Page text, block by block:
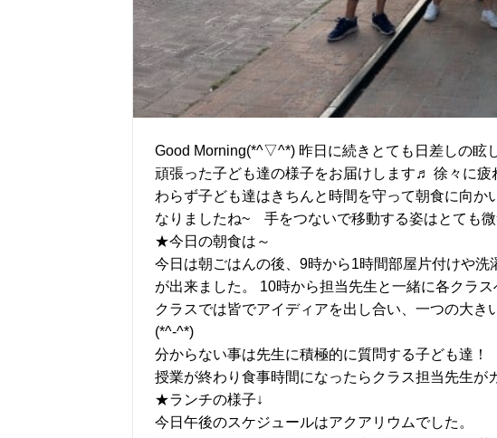
Good Morning(*^▽^*) 昨日に続きとても日差しの眩
頑張った子ども達の様子をお届けします♬ 徐々に
わらず子ども達はきちんと時間を守って朝食に向
なりましたね~ 手をつないで移動する姿はとても微
★今日の朝食は～
今日は朝ごはんの後、9時から1時間部屋片付けや
が出来ました。 10時から担当先生と一緒に各クラス
クラスでは皆でアイディアを出し合い、一つの大き
(*^-^*)
分からない事は先生に積極的に質問する子ども達！
授業が終わり食事時間になったらクラス担当先生が
★ランチの様子↓
今日午後のスケジュールはアクアリウムでした。